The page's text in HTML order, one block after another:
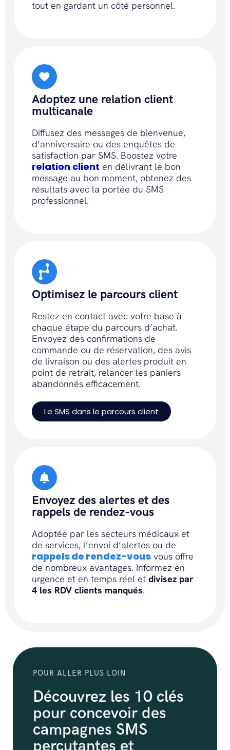
tout en gardant un côté personnel.
Adoptez une relation client
multicanale
Diffusez des messages de bienvenue,
d’anniversaire ou des enquêtes de
satisfaction par SMS. Boostez votre
relation client en délivrant le bon
message au bon moment, obtenez des
résultats avec la portée du SMS
professionnel.
Optimisez le parcours client
Restez en contact avec votre base à
chaque étape du parcours d’achat.
Envoyez des confirmations de
commande ou de réservation, des avis
de livraison ou des alertes produit en
point de retrait, relancer les paniers
abandonnés efficacement.
Le SMS dans le parcours client
Envoyez des alertes et des
rappels de rendez-vous
Adoptée par les secteurs médicaux et
de services, l’envoi d’alertes ou de
rappels de rendez-vous vous offre
de nombreux avantages. Informez en
urgence et en temps réel et divisez par
4 les RDV clients manqués.
POUR ALLER PLUS LOIN
Découvrez les 10 clés
pour concevoir des
campagnes SMS
percutantes et